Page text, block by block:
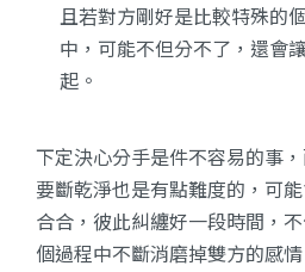
且若對方剛好是比較特殊的
中，可能不但分不了，還會
起。
下定決心分手是件不容易的事
要斷乾淨也是有點難度的，可
合合，彼此糾纏好一段時間，
個過程中不斷消磨掉雙方的感